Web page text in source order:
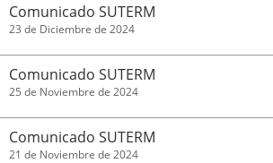
Comunicado SUTERM
23 de Diciembre de 2024
Comunicado SUTERM
25 de Noviembre de 2024
Comunicado SUTERM
21 de Noviembre de 2024